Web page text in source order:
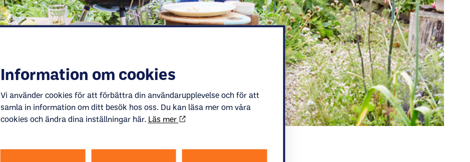
Information om cookies
Vi använder cookies för att förbättra din användarupplevelse och för att
samla in information om ditt besök hos oss. Du kan läsa mer om våra
cookies och ändra dina inställningar här. Läs mer